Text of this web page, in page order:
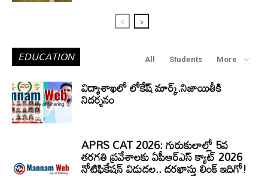
EDUCATION All Students More
విద్యాశాఖలో లోకేష్ మార్క్.నిజాయితీకి
నిదర్శనం
APRS CAT 2026: గురుకులాల్లో 5వ
తరగతి ప్రవేశాలకు ఏపీఆర్‌ఎస్‌ క్యాట్‌ 2026
నోటిఫికేషన్‌ విడుదల.. దరఖాస్తు లింక్‌ ఇదిగో!